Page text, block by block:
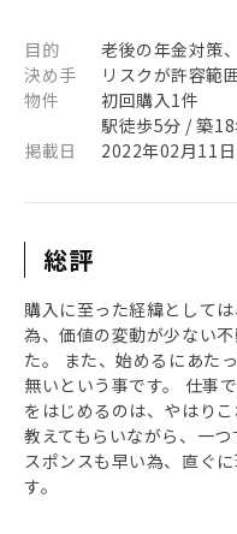
目的
老後の年金対策
決め手
リスクが許容範
物件
初回購入1件
駅徒歩5分 / 築
掲載日
2022年02月11日
総評
購入に至った経緯として
為、価値の変動が少ない
た。 また、始めるにあた
無いという事です。 仕事
をはじめるのは、やはり
教えてもらいながら、一
スポンスも早い為、直ぐ
す。